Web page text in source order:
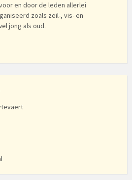
en door de leden allerlei
zoals zeil-, vis- en
jong als oud.